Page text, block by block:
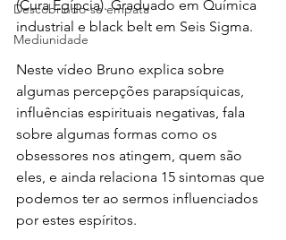
Descobrindo-se empata
Mediunidade
(Cura Egípcia). Graduado em Química
industrial e black belt em Seis Sigma.
Neste vídeo Bruno explica sobre
algumas percepções parapsíquicas,
influências espirituais negativas, fala
sobre algumas formas como os
obsessores nos atingem, quem são
eles, e ainda relaciona 15 sintomas que
podemos ter ao sermos influenciados
por estes espíritos.